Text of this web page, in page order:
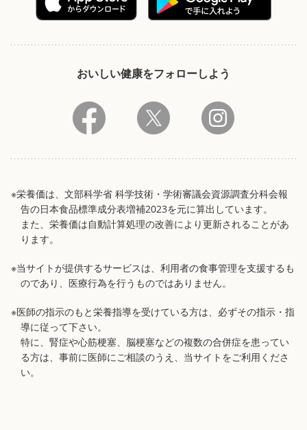
おいしい健康をフォローしよう
※栄養価は、文部科学省 科学技術・学術審議会資源調査分科会報
告の日本食品標準成分表増補2023を元に算出しています。
また、栄養価は自動計算処理の改善により更新されることがあ
ります。
※当サイトが提供するサービスは、利用者の食事管理を支援するも
のであり、医療行為を行うものではありません。
※医師の指示のもと栄養指導を受けている方は、必ずその指示・指
導に従って下さい。
特に、腎症や心筋梗塞、脳梗塞などの複数の合併症を患ってい
る方は、事前に医師にご相談のうえ、当サイトをご利用くださ
い。